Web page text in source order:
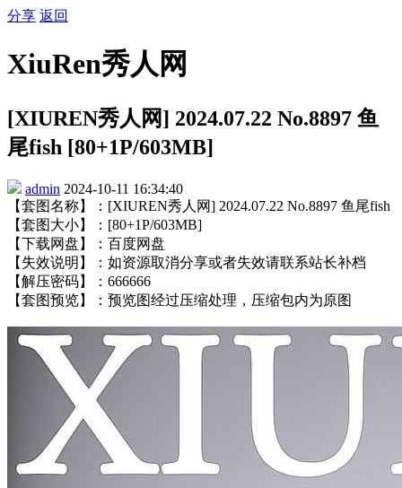
分享 返回
XiuRen秀人网
[XIUREN秀人网] 2024.07.22 No.8897 鱼
尾fish [80+1P/603MB]
admin 2024-10-11 16:34:40
【套图名称】：[XIUREN秀人网] 2024.07.22 No.8897 鱼尾fish
【套图大小】：[80+1P/603MB]
【下载网盘】：百度网盘
【失效说明】：如资源取消分享或者失效请联系站长补档
【解压密码】：666666
【套图预览】：预览图经过压缩处理，压缩包内为原图